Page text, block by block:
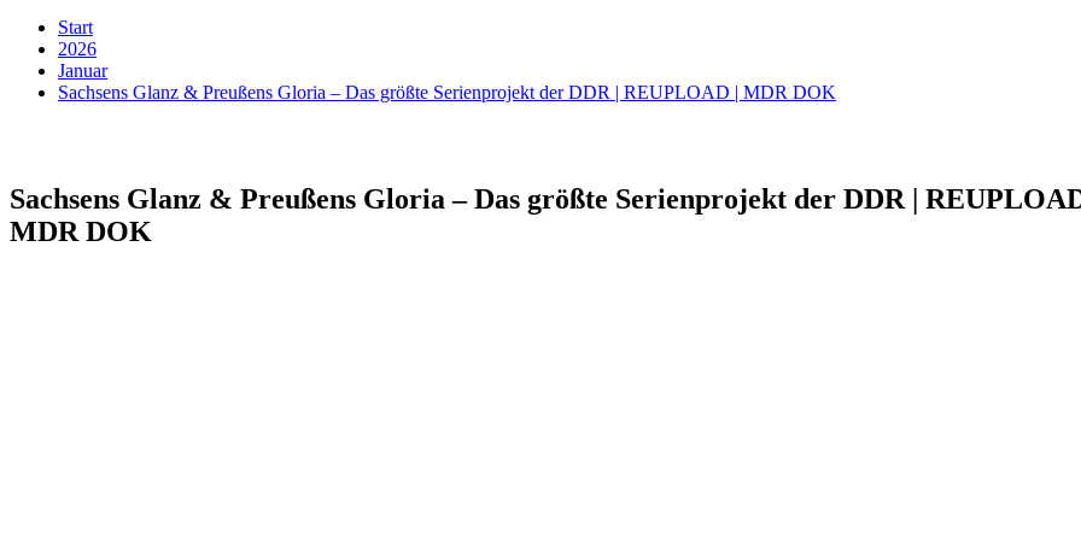
Start
2026
Januar
Sachsens Glanz & Preußens Gloria – Das größte Serienprojekt der DDR | REUPLOAD | MDR DOK
Sachsens Glanz & Preußens Gloria – Das größte Serienprojekt der DDR |
MDR DOK